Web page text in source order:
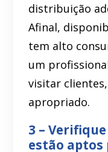
distribuição
Afinal,
tem alto
um
visitar
apropriado.
3 –
estão